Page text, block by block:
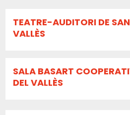
TEATRE-AUDITORI DE
VALLÈS
SALA BASART
DEL VALLÈS